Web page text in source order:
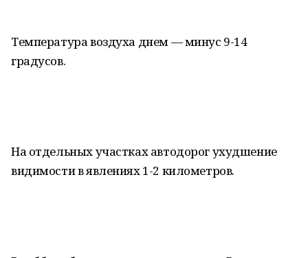
Температура воздуха днем — минус 9-14
градусов.
На отдельных участках автодорог ухудшение
видимости в явлениях 1-2 километров.